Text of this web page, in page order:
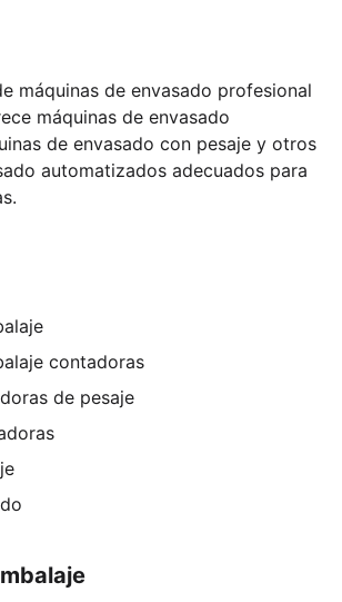
máquinas de envasado profesional
máquinas de envasado
de envasado con pesaje y otros
automatizados adecuados para
contadoras
de pesaje